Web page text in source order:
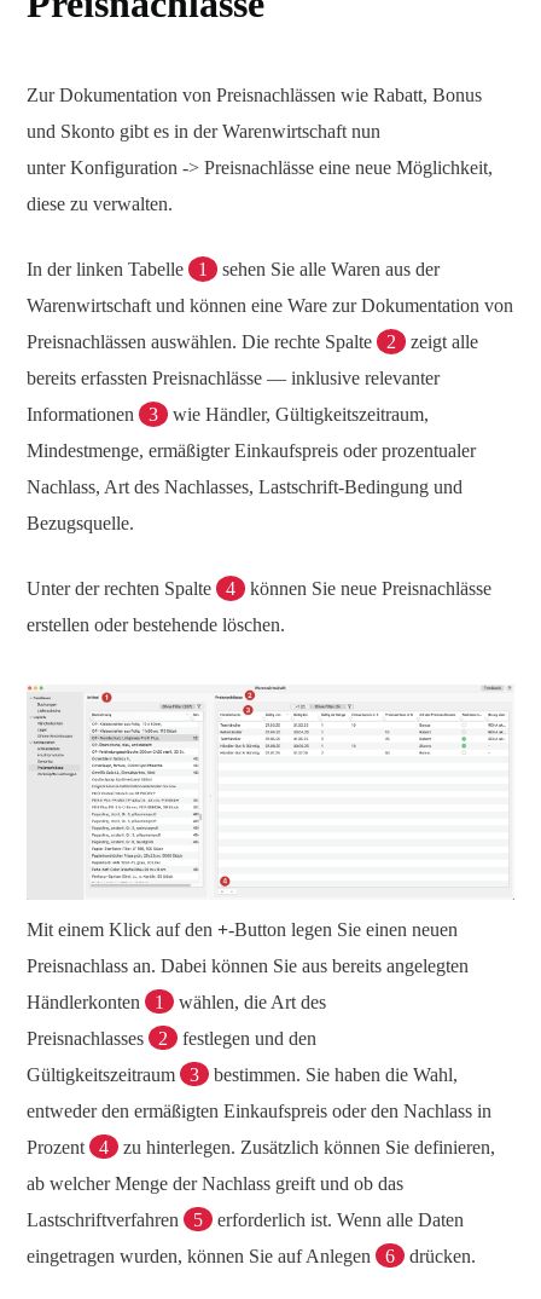
Zur Dokumentation von Preisnachlässen wie Rabatt, Bonus
und Skonto gibt es in der Warenwirtschaft nun
unter Konfiguration -> Preisnachlässe eine neue Möglichkeit,
diese zu verwalten.
In der linken Tabelle 1
sehen Sie alle Waren aus der
Warenwirtschaft und können eine Ware zur Dokumentation von
Preisnachlässen auswählen. Die rechte Spalte
2
zeigt alle
bereits erfassten Preisnachlässe — inklusive relevanter
Informationen
3
wie Händler, Gültigkeitszeitraum,
Mindestmenge, ermäßigter Einkaufspreis oder prozentualer
Nachlass, Art des Nachlasses, Lastschrift-Bedingung und
Bezugsquelle.
Unter der rechten Spalte 4
können Sie neue Preisnachlässe
erstellen oder bestehende löschen.
Mit einem Klick auf den +-Button legen Sie einen neuen
Preisnachlass an. Dabei können Sie aus bereits angelegten
Händlerkonten
1
wählen, die Art des
Preisnachlasses
2
festlegen und den
Gültigkeitszeitraum
3
bestimmen. Sie haben die Wahl,
entweder den ermäßigten Einkaufspreis oder den Nachlass in
Prozent
4
zu hinterlegen. Zusätzlich können Sie definieren,
ab welcher Menge der Nachlass greift und ob das
Lastschriftverfahren
5
erforderlich ist. Wenn alle Daten
eingetragen wurden, können Sie auf Anlegen
6 drücken.